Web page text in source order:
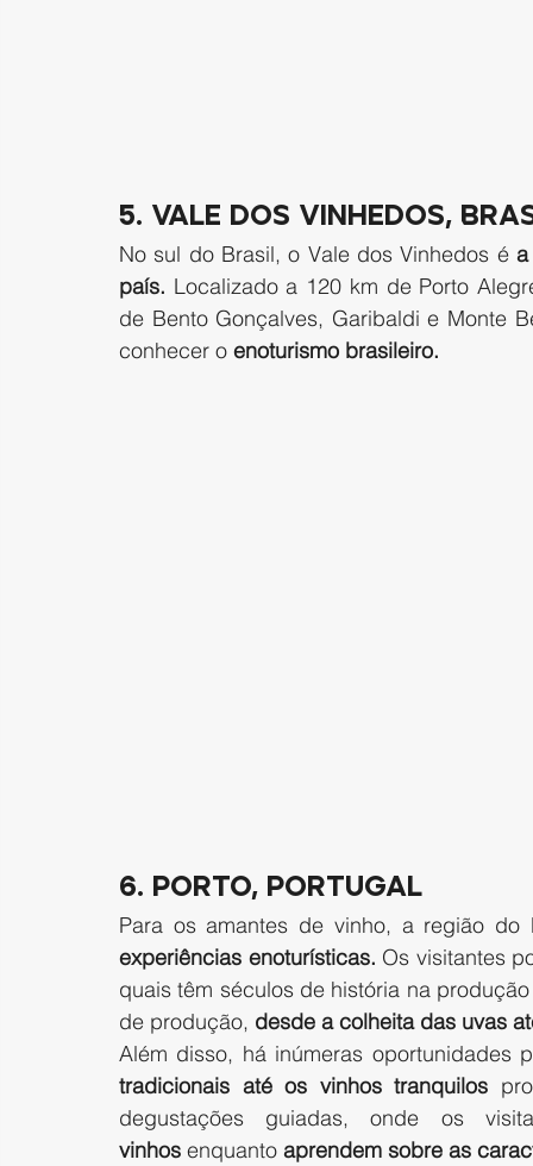
5. Vale dos Vinhedos,
No sul do Brasil, o Vale dos Vinhedos é a
país. Localizado a 120 km de Porto
de Bento Gonçalves, Garibaldi e Monte
conhecer o enoturismo brasileiro.
6. Porto, Portugal
Para os amantes de vinho, a região do
experiências enoturísticas. Os visitantes
quais têm séculos de história na
de produção, desde a colheita das uvas
Além disso, há inúmeras oportunidades
tradicionais até os vinhos tranquilos
degustações guiadas, onde os
vinhos enquanto aprendem sobre as